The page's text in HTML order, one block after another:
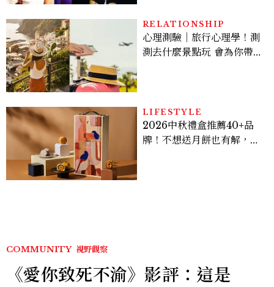
RELATIONSHIP
心理測驗｜旅行心理學！測
測去什麼景點玩 會為你帶來
LIFESTYLE
2026中秋禮盒推薦40+品
牌！不想送月餅也有解，送
COMMUNITY 視野觀察
《愛你致死不渝》影評：這是